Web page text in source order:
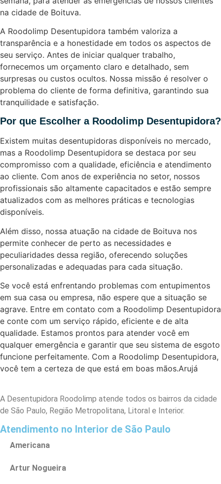
na cidade de Boituva.
A Roodolimp Desentupidora também valoriza a
transparência e a honestidade em todos os aspectos de
seu serviço. Antes de iniciar qualquer trabalho,
fornecemos um orçamento claro e detalhado, sem
surpresas ou custos ocultos. Nossa missão é resolver o
problema do cliente de forma definitiva, garantindo sua
tranquilidade e satisfação.
Por que Escolher a Roodolimp Desentupidora?
Existem muitas desentupidoras disponíveis no mercado,
mas a Roodolimp Desentupidora se destaca por seu
compromisso com a qualidade, eficiência e atendimento
ao cliente. Com anos de experiência no setor, nossos
profissionais são altamente capacitados e estão sempre
atualizados com as melhores práticas e tecnologias
disponíveis.
Além disso, nossa atuação na cidade de Boituva nos
permite conhecer de perto as necessidades e
peculiaridades dessa região, oferecendo soluções
personalizadas e adequadas para cada situação.
Se você está enfrentando problemas com entupimentos
em sua casa ou empresa, não espere que a situação se
agrave. Entre em contato com a Roodolimp Desentupidora
e conte com um serviço rápido, eficiente e de alta
qualidade. Estamos prontos para atender você em
qualquer emergência e garantir que seu sistema de esgoto
funcione perfeitamente. Com a Roodolimp Desentupidora,
você tem a certeza de que está em boas mãos.Arujá
A Desentupidora Roodolimp atende todos os bairros da cidade
de São Paulo, Região Metropolitana, Litoral e Interior.
Atendimento no Interior de São Paulo
Americana
Artur Nogueira